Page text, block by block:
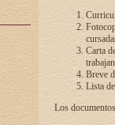
Carta
Breve
Lista
Los